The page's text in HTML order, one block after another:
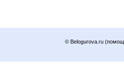
© Belogurova.ru